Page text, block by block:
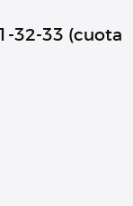
32-33 (cuota